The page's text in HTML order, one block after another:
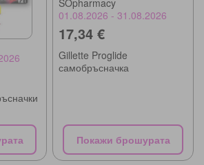
01.08.2026 - 31.08.2026
17,34 €
Gillette Proglide
самобръсначка
Покажи брошурата